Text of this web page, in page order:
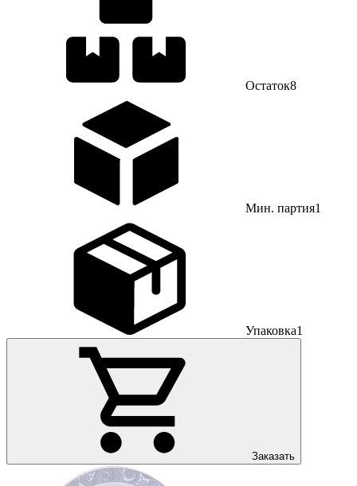
Остаток8
Мин. партия1
Упаковка1
Заказать